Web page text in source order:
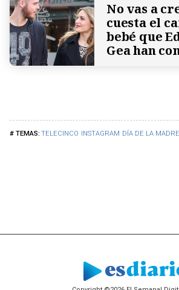
TELECINCO INSTAGRAM DÍA DE LA MADRE
No vas a
cuesta el
bebé que
Gea han